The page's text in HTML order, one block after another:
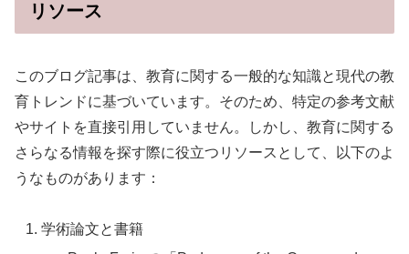
リソース
このブログ記事は、教育に関する一般的な知識と現代の教
育トレンドに基づいています。そのため、特定の参考文献
やサイトを直接引用していません。しかし、教育に関する
さらなる情報を探す際に役立つリソースとして、以下のよ
うなものがあります：
学術論文と書籍